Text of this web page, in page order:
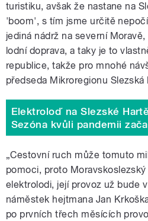
turistiku, avšak že nastane na
'boom', s tím jsme určitě
jediná nádrž na severní
lodní doprava, a taky je to
republice, takže pro mnohé
předseda Mikroregionu Slezská
Elektroloď na Slezské
Sezóna kvůli pandemii
„Cestovní ruch může tomuto
pomoci, proto
elektrolodi, její provoz už bude
náměstek hejtmana Jan
po prvních třech měsících